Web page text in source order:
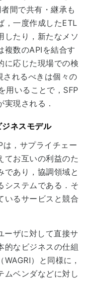
間で共有・継承も
，一度作成したETL
したり，新たなメソ
複数のAPIを結合す
に応じた現場での検
されるべきは個々の
用いることで，SFP
実現される．
ネスモデル
は，サプライチェー
てお互いの利益のた
であり，協調領域と
システムである．そ
いるサービスと競合
ーザに対して直接サ
的なビジネスの仕組
）と同様に，
ムベンダなどに対し